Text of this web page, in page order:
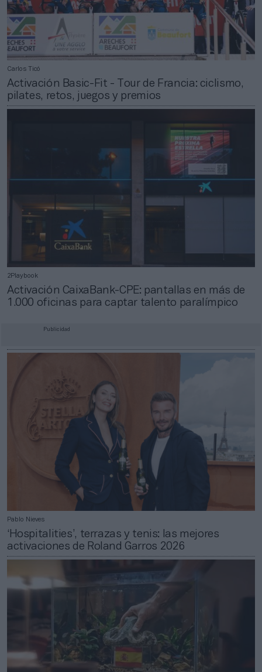
Carlos Ticó
Activación Basic-Fit - Tour de Francia: ciclismo,
pilates, retos, juegos y premios
2Playbook
Activación CaixaBank-CPE: pantallas en más de
1.000 oficinas para captar talento paralímpico
Publicidad
Pablo Nieves
‘Hospitalities’, terrazas y tenis: las mejores
activaciones de Roland Garros 2026